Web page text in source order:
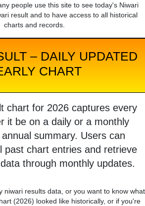
people use this site to see today's Niwari
result and to have access to all historical
charts and records.
– DAILY UPDATED
CHART
chart for 2026 captures every
it be on a daily or a monthly
summary. Users can
past chart entries and retrieve
through monthly updates.
niwari results data, or you want to know what
(2026) looked like historically, or if you're